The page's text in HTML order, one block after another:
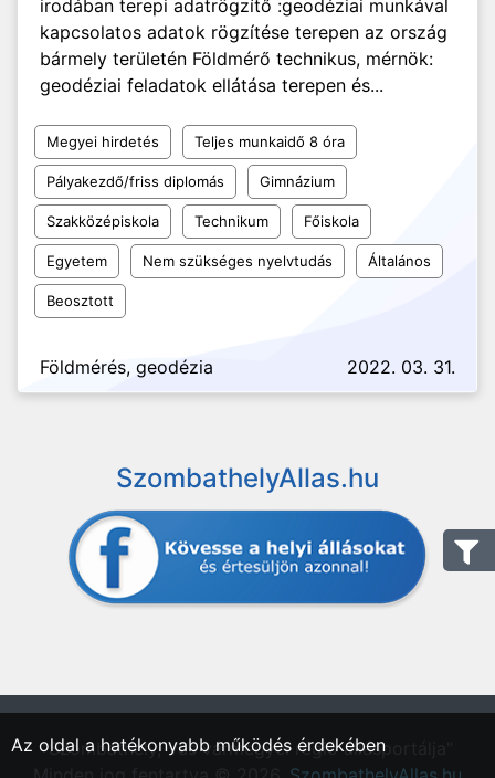
irodában terepi adatrögzítő :geodéziai munkával
kapcsolatos adatok rögzítése terepen az ország
bármely területén Földmérő technikus, mérnök:
geodéziai feladatok ellátása terepen és...
Megyei hirdetés Teljes munkaidő 8 óra
Pályakezdő/friss diplomás Gimnázium
Szakközépiskola Technikum Főiskola
Egyetem Nem szükséges nyelvtudás Általános
Beosztott
Földmérés, geodézia 2022. 03. 31.
SzombathelyAllas.hu
"Szombathely, Vas vármegyei régió állásportálja"
Az oldal a hatékonyabb működés érdekében